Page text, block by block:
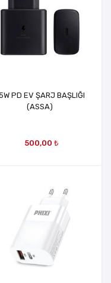
PD EV ŞARJ BAŞLIĞI
(ASSA)
500,00 ₺